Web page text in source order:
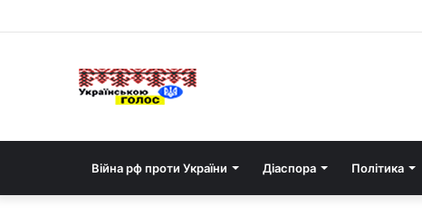
Війна рф проти України Діаспора Політика